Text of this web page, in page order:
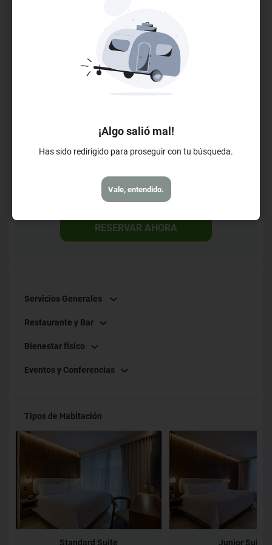
¡Algo salió mal!
Has sido redirigido para proseguir con tu búsqueda.
Vale, entendido.
nos inspiran a transformar lo tradicional en experiencias de
lujo. Utilizando cada uno de los sentidos para elevar el alma
LER MAIS
Horarios de Check-in
Check-in a partir de las 15h00m
Abierto de las 0h00m
Horarios de Desayuno
A partir de las 6h00m
Hasta las 11h00m
RESERVAR AHORA
Servicios Generales
Restaurante y Bar
Bienestar físico
Eventos y Conferencias
Tipos de Habitación
Standard Suite Junior Suite